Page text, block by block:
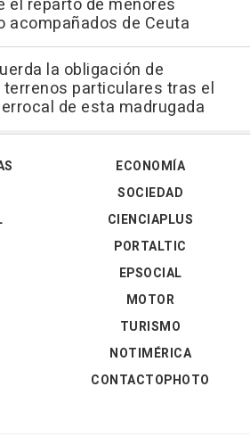
el reparto de menores
acompañados de Ceuta
la obligación de
particulares tras el
de esta madrugada
ECONOMÍA
SOCIEDAD
CIENCIAPLUS
PORTALTIC
EPSOCIAL
MOTOR
TURISMO
NOTIMÉRICA
CONTACTOPHOTO